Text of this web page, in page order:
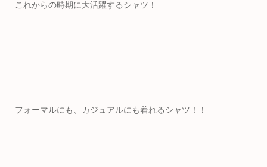
これからの時期に大活躍するシャツ！
フォーマルにも、カジュアルにも着れるシャツ！！